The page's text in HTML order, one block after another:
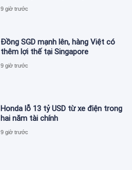
9 giờ trước
Đồng SGD mạnh lên, hàng Việt có
thêm lợi thế tại Singapore
9 giờ trước
Honda lỗ 13 tỷ USD từ xe điện trong
hai năm tài chính
9 giờ trước